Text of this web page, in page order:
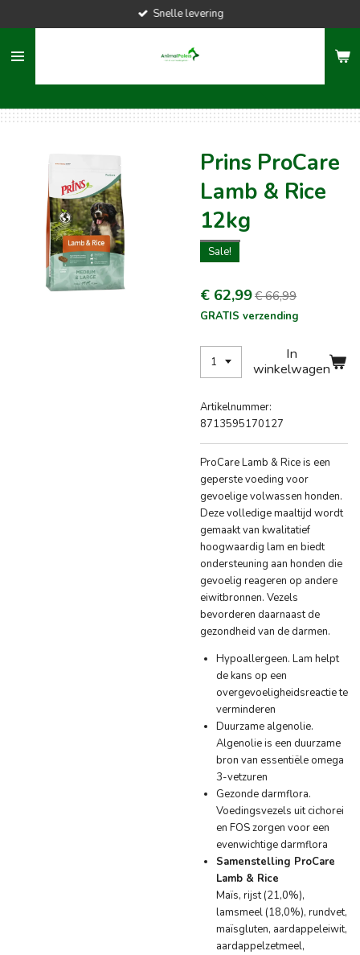
naar
hoofdinhoud
Snelle levering
Prins ProCare
Lamb & Rice
12kg
Sale!
€ 62,99€ 66,99
GRATIS verzending
In
winkelwagen
Artikelnummer:
8713595170127
ProCare Lamb & Rice is een
geperste voeding voor
gevoelige volwassen honden.
Deze volledige maaltijd wordt
gemaakt van kwalitatief
hoogwaardig lam en biedt
ondersteuning aan honden die
gevoelig reageren op andere
eiwitbronnen. Vezels
bevorderen daarnaast de
gezondheid van de darmen.
Hypoallergeen. Lam helpt
de kans op een
overgevoeligheidsreactie te
verminderen
Duurzame algenolie.
Algenolie is een duurzame
bron van essentiële omega
3-vetzuren
Gezonde darmflora.
Voedingsvezels uit cichorei
en FOS zorgen voor een
evenwichtige darmflora
Samenstelling ProCare
Lamb & Rice
Maïs, rijst (21,0%),
lamsmeel (18,0%), rundvet,
maïsgluten, aardappeleiwit,
aardappelzetmeel,